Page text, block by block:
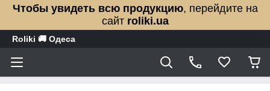
Чтобы увидеть всю продукцию, перейдите на
сайт roliki.ua
Roliki 🚚 Одеса